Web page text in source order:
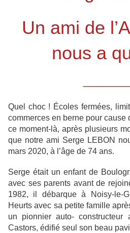
Un ami de
nous a
Quel choc ! Écoles fermées,
commerces en berne pour cause
ce moment-là, après plusieurs
que notre ami Serge LEBON
mars 2020, à l’âge de 74 ans.
Serge était un enfant de
avec ses parents avant de
1982, il débarque à Noisy-le-
Heurts avec sa petite famille
un pionnier auto- constructeur
Castors, édifié seul son beau